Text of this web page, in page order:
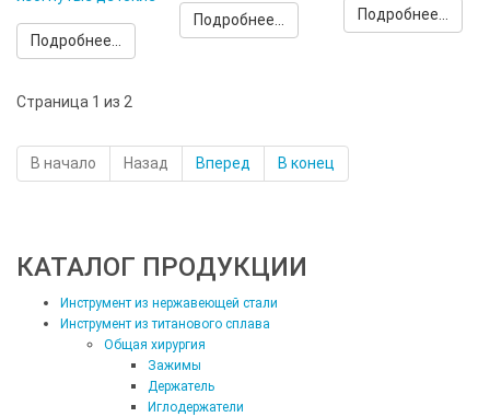
Подробнее...
Подробнее... Подробнее...
Страница 1 из 2
В начало Назад Вперед В конец
КАТАЛОГ ПРОДУКЦИИ
Инструмент из нержавеющей стали
Инструмент из титанового сплава
Общая хирургия
Зажимы
Держатель
Иглодержатели